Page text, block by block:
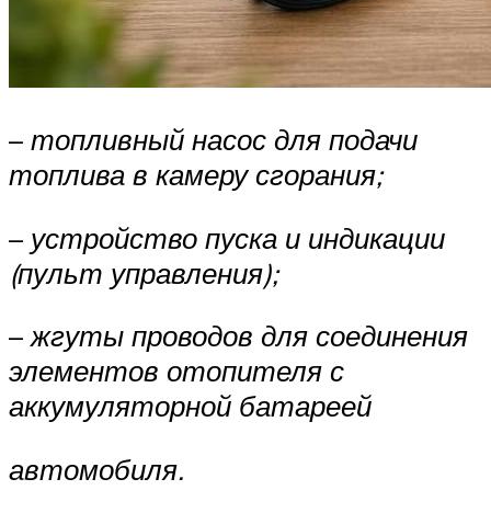
– топливный насос для подачи
топлива в камеру сгорания;
– устройство пуска и индикации
(пульт управления);
– жгуты проводов для соединения
элементов отопителя с
аккумуляторной батареей
автомобиля.